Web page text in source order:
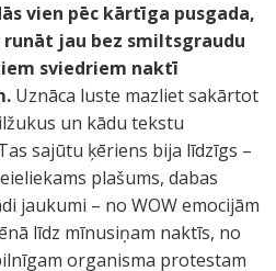
vien pēc kārtīga pusgada,
jau bez smiltsgraudu
sviedriem naktī
Uznāca luste mazliet sakārtot
un kādu tekstu
sajūtu ķēriens bija līdzīgs –
plašums, dabas
jaukumi – no WOW emocijām
līdz mīnusiņam naktīs, no
organisma protestam